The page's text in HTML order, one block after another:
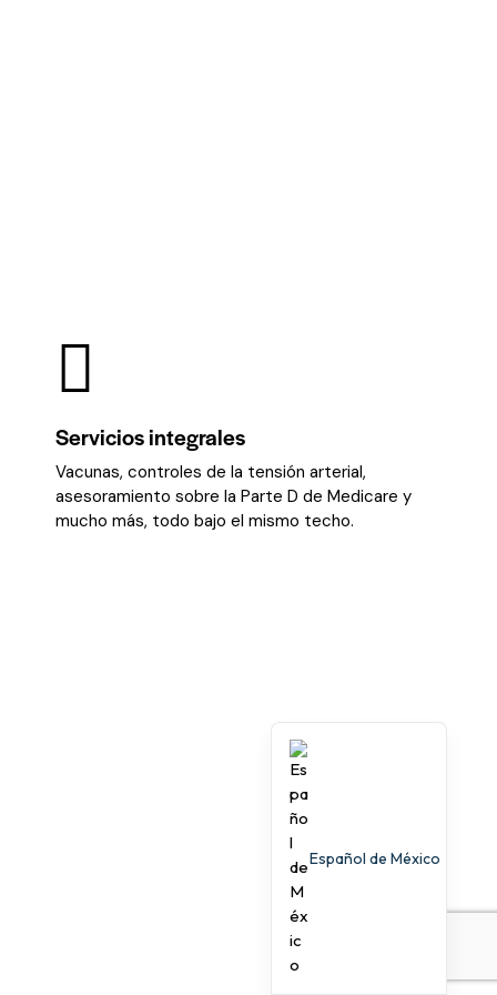
Servicios integrales
Vacunas, controles de la tensión arterial,
asesoramiento sobre la Parte D de Medicare y
mucho más, todo bajo el mismo techo.
Español de México